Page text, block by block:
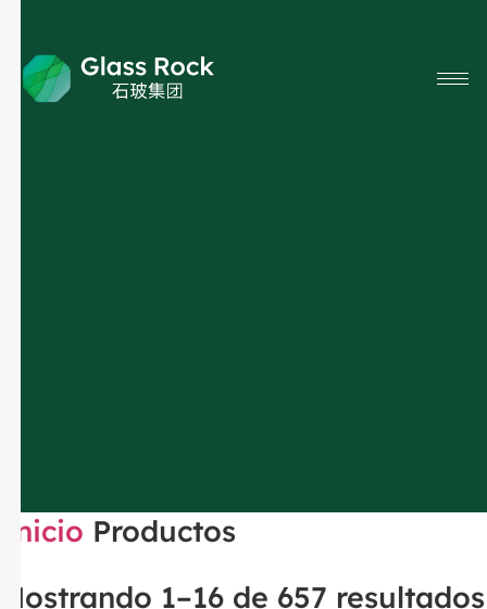
Inicio Productos
Mostrando 1–16 de 657 resultados